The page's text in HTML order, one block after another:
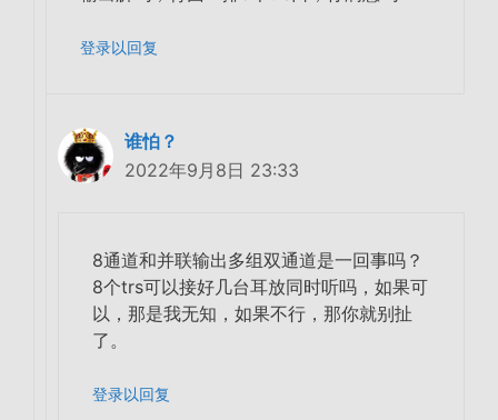
登录以回复
谁怕？
2022年9月8日 23:33
8通道和并联输出多组双通道是一回事吗？
8个trs可以接好几台耳放同时听吗，如果可
以，那是我无知，如果不行，那你就别扯
了。
登录以回复